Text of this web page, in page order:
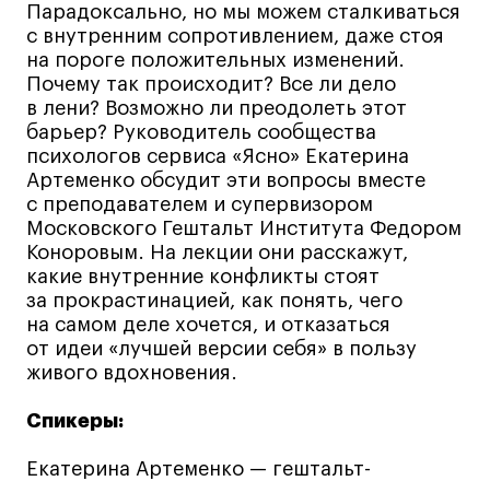
Работы студентов
«Живые» проекты
Участие в выставках
Britanka New Creatives
Fashion Summer
Проект с Microsoft
Подобрать программу
Получить сертификат
Парадоксально, но мы можем сталкиваться
с внутренним сопротивлением, даже стоя
на пороге положительных изменений.
Почему так происходит? Все ли дело
в лени? Возможно ли преодолеть этот
барьер? Руководитель сообщества
психологов сервиса «Ясно» Екатерина
Артеменко обсудит эти вопросы вместе
с преподавателем и супервизором
Московского Гештальт Института Федором
Коноровым. На лекции они расскажут,
какие внутренние конфликты стоят
за прокрастинацией, как понять, чего
на самом деле хочется, и отказаться
от идеи «лучшей версии себя» в пользу
живого вдохновения.
Спикеры:
Екатерина Артеменко — гештальт-